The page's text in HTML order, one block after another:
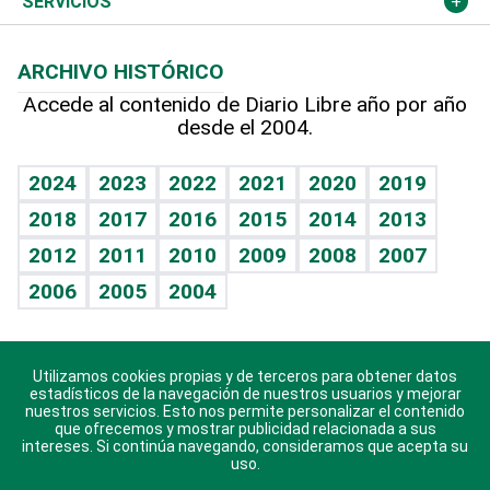
Hablando con el pediatra
Vida y familia
Eñe
Celebrando la vida
Sin complejos
En pocas palabras
Escuchando al corazón
Economía Personal
Línea de hit
TBT Deportivo
Más firmas
Hecho en casa
Guía del dinero
Cumpleaños
Horóscopos
Crucigramas
ARCHIVO HISTÓRICO
Accede al contenido de Diario Libre año por año
desde el 2004.
2024 2023 2022 2021 2020
2019
2018
2017 2016 2015 2014
2013
2012
2011 2010 2009 2008
2007
2006
2005 2004
Descarga nuestras aplicaciones para Android, iOS y
sistema Huawei.
Utilizamos cookies propias y de terceros para obtener datos
estadísticos de la navegación de nuestros usuarios y mejorar
nuestros servicios. Esto nos permite personalizar el contenido
que ofrecemos y mostrar publicidad relacionada a sus
intereses. Si continúa navegando, consideramos que acepta su
uso.